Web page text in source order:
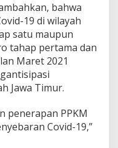
bahwa
19 di wilayah
satu maupun
tahap pertama dan
Maret 2021
Jawa Timur.
penerapan PPKM
Covid-19,”